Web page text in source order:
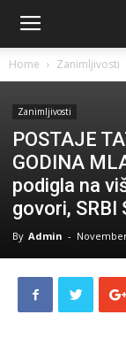
Home Zanimljivosti
Zanimljivosti
POSTAJE
GODINA
podigla na
govori, SRBI
By Admin -